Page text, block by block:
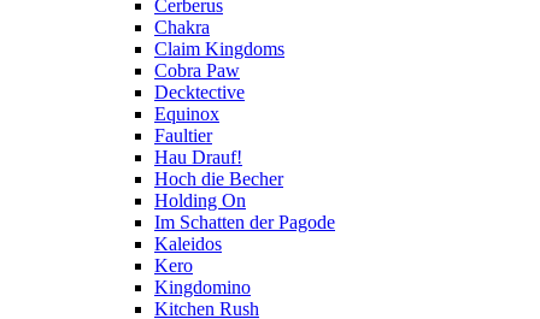
Cerberus
Chakra
Claim Kingdoms
Cobra Paw
Decktective
Equinox
Faultier
Hau Drauf!
Hoch die Becher
Holding On
Im Schatten der Pagode
Kaleidos
Kero
Kingdomino
Kitchen Rush